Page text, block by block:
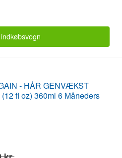
- HÅR GENVÆKST
fl oz) 360ml 6 Måneders